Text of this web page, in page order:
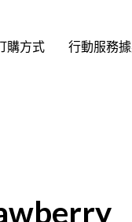
購方式 行動服務